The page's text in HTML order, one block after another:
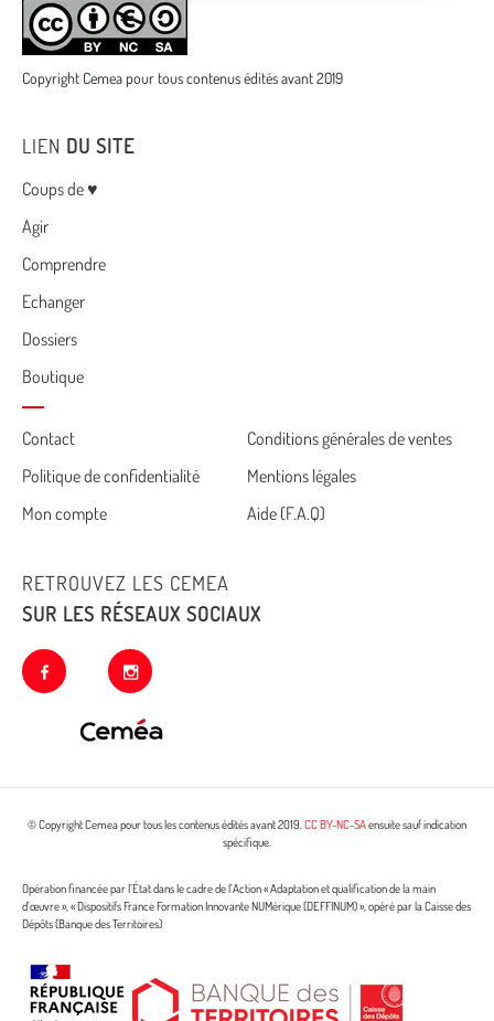
Copyright Cemea pour tous contenus édités avant 2019
LIEN DU SITE
Menu
Coups de ♥
Agir
Comprendre
Echanger
Dossiers
Boutique
Cemea
footer
Contact
Conditions générales de ventes
Politique de confidentialité
Mentions légales
Mon compte
Aide (F.A.Q)
RETROUVEZ LES CEMEA
SUR LES RÉSEAUX SOCIAUX
facebook instagram
© Copyright Cemea pour tous les contenus édités avant 2019. CC BY-NC-SAensuite sauf indication
spécifique.
Opération financée par l’État dans le cadre de l’Action « Adaptation et qualification de la main
d’œuvre », « Dispositifs France Formation Innovante NUMérique (DEFFINUM) », opéré par la Caisse des
Dépôts (Banque des Territoires)